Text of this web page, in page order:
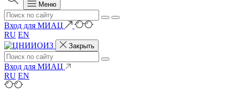
Меню
Вход для МИАЦ
RU EN
Закрыть
Вход для МИАЦ
RU EN